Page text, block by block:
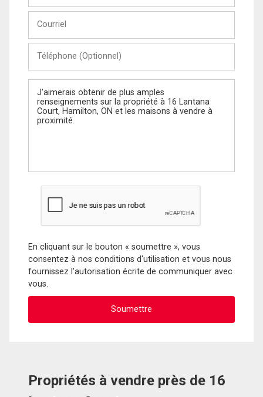
Nom
(Optionnel)
Message
En cliquant sur le bouton « soumettre », vous
consentez à nos conditions d'utilisation et vous nous
fournissez l'autorisation écrite de communiquer avec
vous.
Propriétés à vendre près de 16